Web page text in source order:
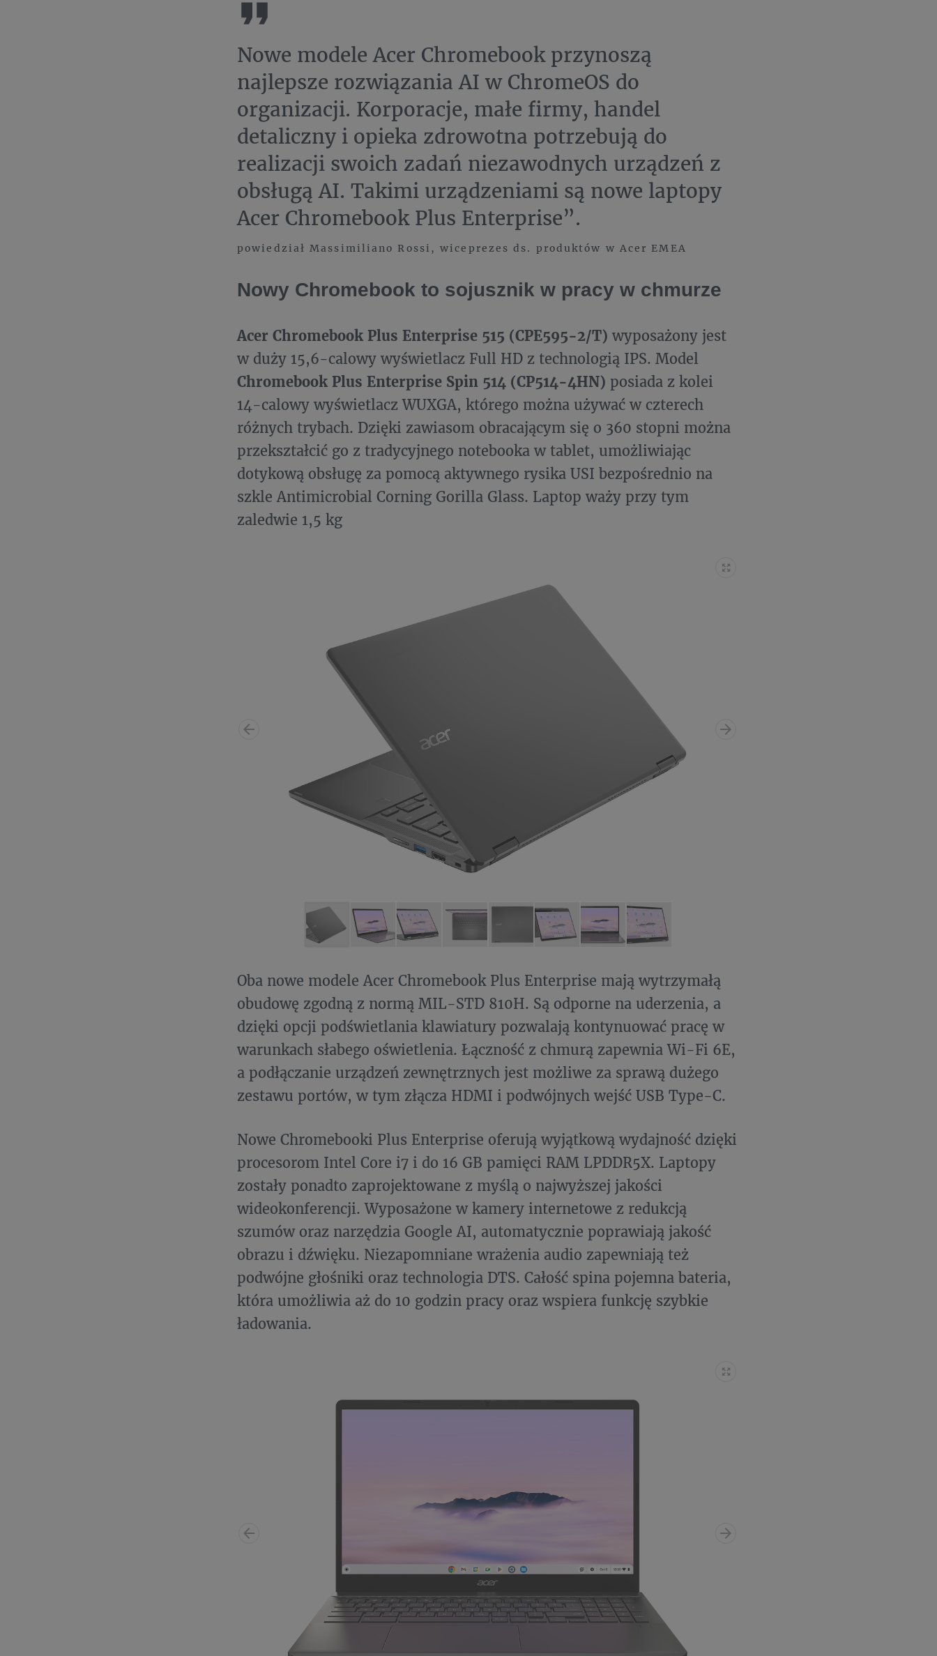
Nowe modele Acer Chromebook przynoszą
najlepsze rozwiązania AI w ChromeOS do
organizacji. Korporacje, małe firmy, handel
detaliczny i opieka zdrowotna potrzebują do
realizacji swoich zadań niezawodnych urządzeń z
obsługą AI. Takimi urządzeniami są nowe laptopy
Acer Chromebook Plus Enterprise”.
powiedział Massimiliano Rossi, wiceprezes ds. produktów w Acer EMEA
Nowy Chromebook to sojusznik w pracy w chmurze
Acer Chromebook Plus Enterprise 515 (CPE595-2/T) wyposażony jest
w duży 15,6-calowy wyświetlacz Full HD z technologią IPS. Model
Chromebook Plus Enterprise Spin 514 (CP514-4HN) posiada z kolei
14-calowy wyświetlacz WUXGA, którego można używać w czterech
różnych trybach. Dzięki zawiasom obracającym się o 360 stopni można
przekształcić go z tradycyjnego notebooka w tablet, umożliwiając
dotykową obsługę za pomocą aktywnego rysika USI bezpośrednio na
szkle Antimicrobial Corning Gorilla Glass. Laptop waży przy tym
zaledwie 1,5 kg
Oba nowe modele Acer Chromebook Plus Enterprise mają wytrzymałą
obudowę zgodną z normą MIL-STD 810H. Są odporne na uderzenia, a
dzięki opcji podświetlania klawiatury pozwalają kontynuować pracę w
warunkach słabego oświetlenia. Łączność z chmurą zapewnia Wi-Fi 6E,
a podłączanie urządzeń zewnętrznych jest możliwe za sprawą dużego
zestawu portów, w tym złącza HDMI i podwójnych wejść USB Type-C.
Nowe Chromebooki Plus Enterprise oferują wyjątkową wydajność dzięki
procesorom Intel Core i7 i do 16 GB pamięci RAM LPDDR5X. Laptopy
zostały ponadto zaprojektowane z myślą o najwyższej jakości
wideokonferencji. Wyposażone w kamery internetowe z redukcją
szumów oraz narzędzia Google AI, automatycznie poprawiają jakość
obrazu i dźwięku. Niezapomniane wrażenia audio zapewniają też
podwójne głośniki oraz technologia DTS. Całość spina pojemna bateria,
która umożliwia aż do 10 godzin pracy oraz wspiera funkcję szybkie
ładowania.